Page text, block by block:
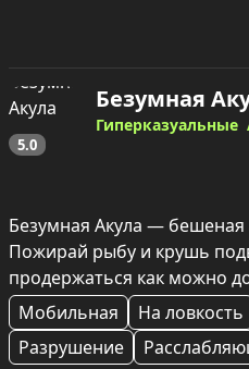
5.0
Безумная
Гиперказуальные
Безумная Акула — бешеная
Пожирай рыбу и крушь
продержаться как можно
Мобильная
На ловкость
Разрушение